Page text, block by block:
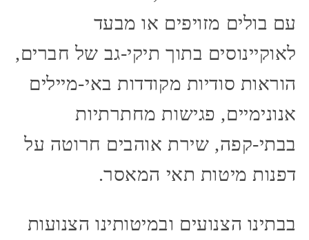
עם בולים מזויפים או מבעד
לאוקיינוסים בתוך תיקי-גב של חברים,
הוראות סודיות מקודדות באי-מיילים
אנונימיים, פגישות מחתרתיות
בבתי-קפה, שירת אוהבים חרוטה על
דפנות מיטות תאי המאסר.
בבתינו הצנועים ובמיטותינו הצנועות